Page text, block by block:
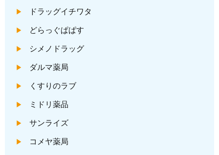
ドラッグイチワタ
どらっぐぱぱす
シメノドラッグ
ダルマ薬局
くすりのラブ
ミドリ薬品
サンライズ
コメヤ薬局